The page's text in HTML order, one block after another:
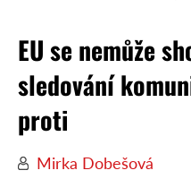
EU se nemůže
sledování
proti
Mirka Dobešová